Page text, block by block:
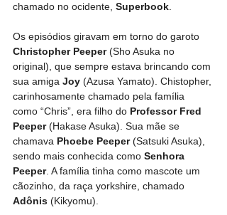
chamado no ocidente, Superbook
Os episódios giravam em torno do garoto
Christopher Peeper (Sho Asuka no
original), que sempre estava brincando com
sua amiga Joy (Azusa Yamato). Chistopher,
carinhosamente chamado pela família
como “Chris”, era filho do Professor Fred
Peeper (Hakase Asuka). Sua mãe se
chamava Phoebe Peeper (Satsuki Asuka),
sendo mais conhecida como Senhora
Peeper. A família tinha como mascote um
cãozinho, da raça yorkshire, chamado
Adônis (Kikyomu).